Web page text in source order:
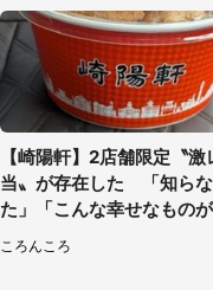
【崎陽軒】2店舗限定〝激
当〟が存在した 「知ら
た」「こんな幸せなもの
ころんころ